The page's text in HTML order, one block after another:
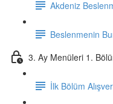
Akdeniz
Beslenmenin
3. Ay Menüleri 1.
İlk Bölüm